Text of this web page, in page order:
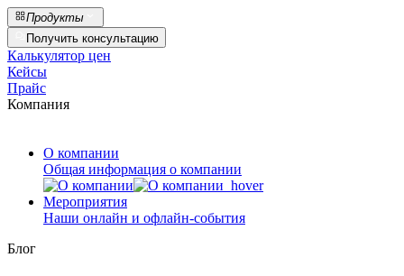
Продукты
Получить консультацию
Калькулятор цен
Кейсы
Прайс
Компания
О компании
Общая информация о компании
Мероприятия
Наши онлайн и офлайн-события
Блог